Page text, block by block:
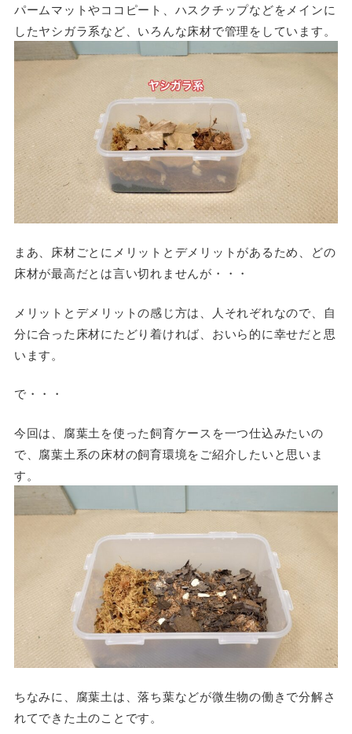
パームマットやココピート、ハスクチップなどをメインに
したヤシガラ系など、いろんな床材で管理をしています。
まあ、床材ごとにメリットとデメリットがあるため、どの
床材が最高だとは言い切れませんが・・・
メリットとデメリットの感じ方は、人それぞれなので、自
分に合った床材にたどり着ければ、おいら的に幸せだと思
います。
で・・・
今回は、腐葉土を使った飼育ケースを一つ仕込みたいの
で、腐葉土系の床材の飼育環境をご紹介したいと思いま
す。
ちなみに、腐葉土は、落ち葉などが微生物の働きで分解さ
れてできた土のことです。